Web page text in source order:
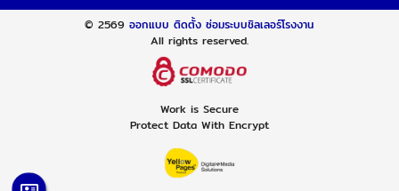
© 2569ออกแบบ ติดตั้ง ซ่อมระบบชิลเลอร์โรงงาน
All rights reserved.
Work is Secure
Protect Data With Encrypt